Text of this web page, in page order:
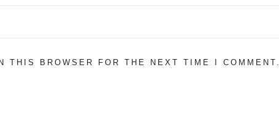
BROWSER FOR THE NEXT TIME I COMMENT.